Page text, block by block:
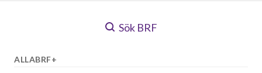
Sök BRF
ALLABRF+